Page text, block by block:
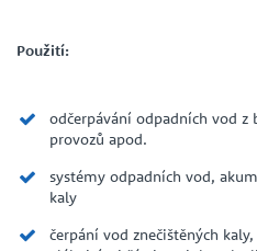
Použití:
odčerpávání odpadních vod
provozů apod.
systémy odpadních vod,
kaly
čerpání vod znečištěných